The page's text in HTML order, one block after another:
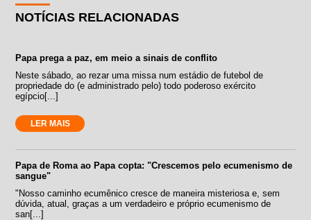
NOTÍCIAS RELACIONADAS
Papa prega a paz, em meio a sinais de conflito
Neste sábado, ao rezar uma missa num estádio de futebol de
propriedade do (e administrado pelo) todo poderoso exército
egípcio[...]
LER MAIS
Papa de Roma ao Papa copta: "Crescemos pelo ecumenismo de
sangue"
"Nosso caminho ecumênico cresce de maneira misteriosa e, sem
dúvida, atual, graças a um verdadeiro e próprio ecumenismo de
san[...]